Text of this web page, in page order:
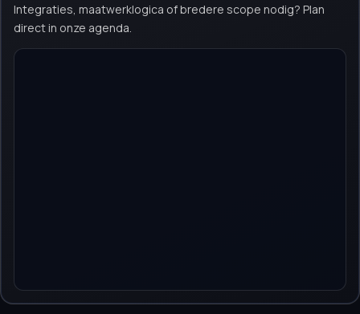
Integraties, maatwerklogica of bredere scope nodig? Plan
direct in onze agenda.